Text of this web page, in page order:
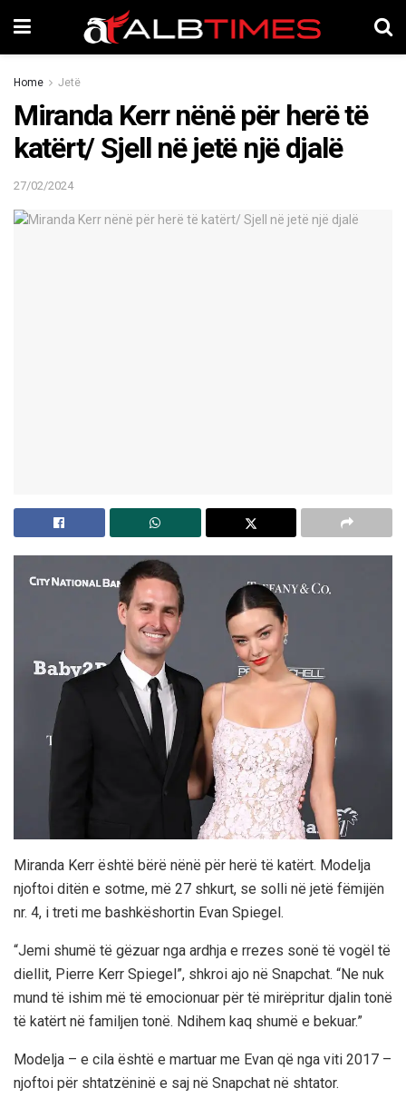
Home Jetë
Miranda Kerr nënë për herë të
katërt/ Sjell në jetë një djalë
27/02/2024
Miranda Kerr është bërë nënë për herë të katërt. Modelja
njoftoi ditën e sotme, më 27 shkurt, se solli në jetë fëmijën
nr. 4, i treti me bashkëshortin Evan Spiegel.
“Jemi shumë të gëzuar nga ardhja e rrezes sonë të vogël të
diellit, Pierre Kerr Spiegel”, shkroi ajo në Snapchat. “Ne nuk
mund të ishim më të emocionuar për të mirëpritur djalin tonë
të katërt në familjen tonë. Ndihem kaq shumë e bekuar.”
Modelja – e cila është e martuar me Evan që nga viti 2017 –
njoftoi për shtatzëninë e saj në Snapchat në shtator.